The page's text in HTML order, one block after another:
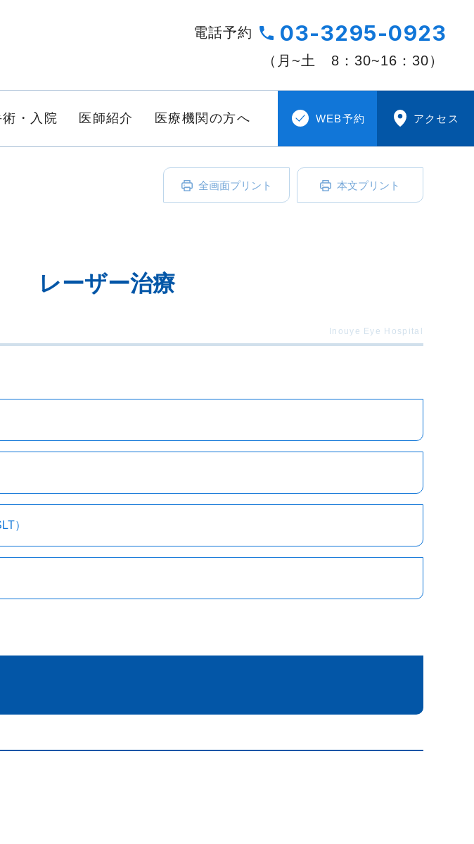
電話予約 03-3295-0923
（月~土 8：30~16：30）
術・入院 医師紹介 医療機関の方へ WEB予約 アクセス
全画面プリント 本文プリント
レーザー治療
）